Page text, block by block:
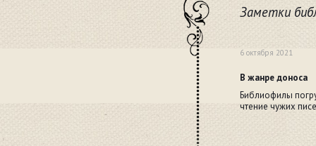
Заметки
6 октября 2021
В жанре доноса
Библиофилы
чтение чужих